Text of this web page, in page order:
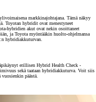
markkinajohtajana. Tämä näkyy
Toyotan hybridit ovat menestyneet
hybridien akut ovat nekin osoittaneet
ja Toyota myöntääkin huolto-ohjelmansa
hybridiakkuturvan.
erillisen Hybrid Health Check -
sekä taataan hybridiakkuturva. Voit siis
päästä.